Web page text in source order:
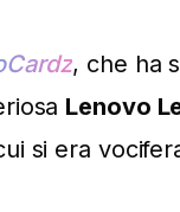
, che ha
Lenovo
si era